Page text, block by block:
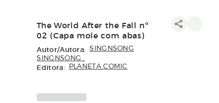
The World After the Fall nº
02 (Capa mole com abas)
Autor/Autora: SINGNSONG
SINGNSONG .
Editora: PLANETA COMIC